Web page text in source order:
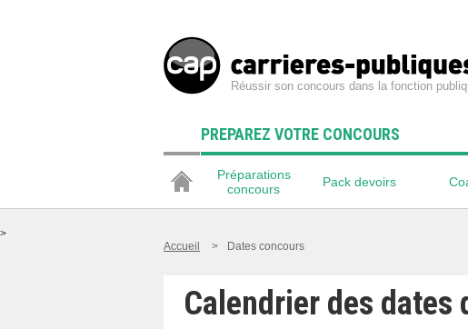
Réussir son concours dans la fonction
PREPAREZ VOTRE CONCOURS
Préparations
concours
Pack devoirs
>
Accueil
> Dates concours
Calendrier des dates